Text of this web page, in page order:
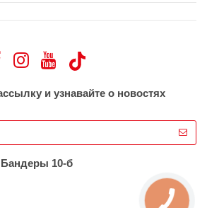
и узнавайте о новостях
Бандеры 10-б
КНОПКА
ЗВ'ЯЗКУ